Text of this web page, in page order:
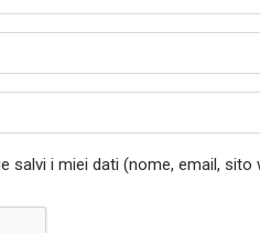
salvi i miei dati (nome, email,